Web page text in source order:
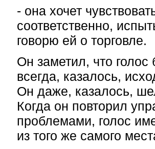
- она хочет
соответственно,
говорю ей о торговле.
Он заметил, что
всегда, казалось,
Он даже, казалось,
Когда он повторил
проблемами, голос
из того же самого